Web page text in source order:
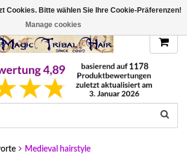
HAARTEILE, DEINE FARBE
Medieval hairstyle
Cookies. Bitte wählen Sie Ihre Cookie-Präferenzen!
Manage cookies